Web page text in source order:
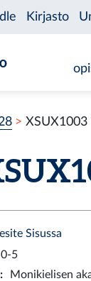
XSUX1003
Sisussa
0-5
: Monikielisen